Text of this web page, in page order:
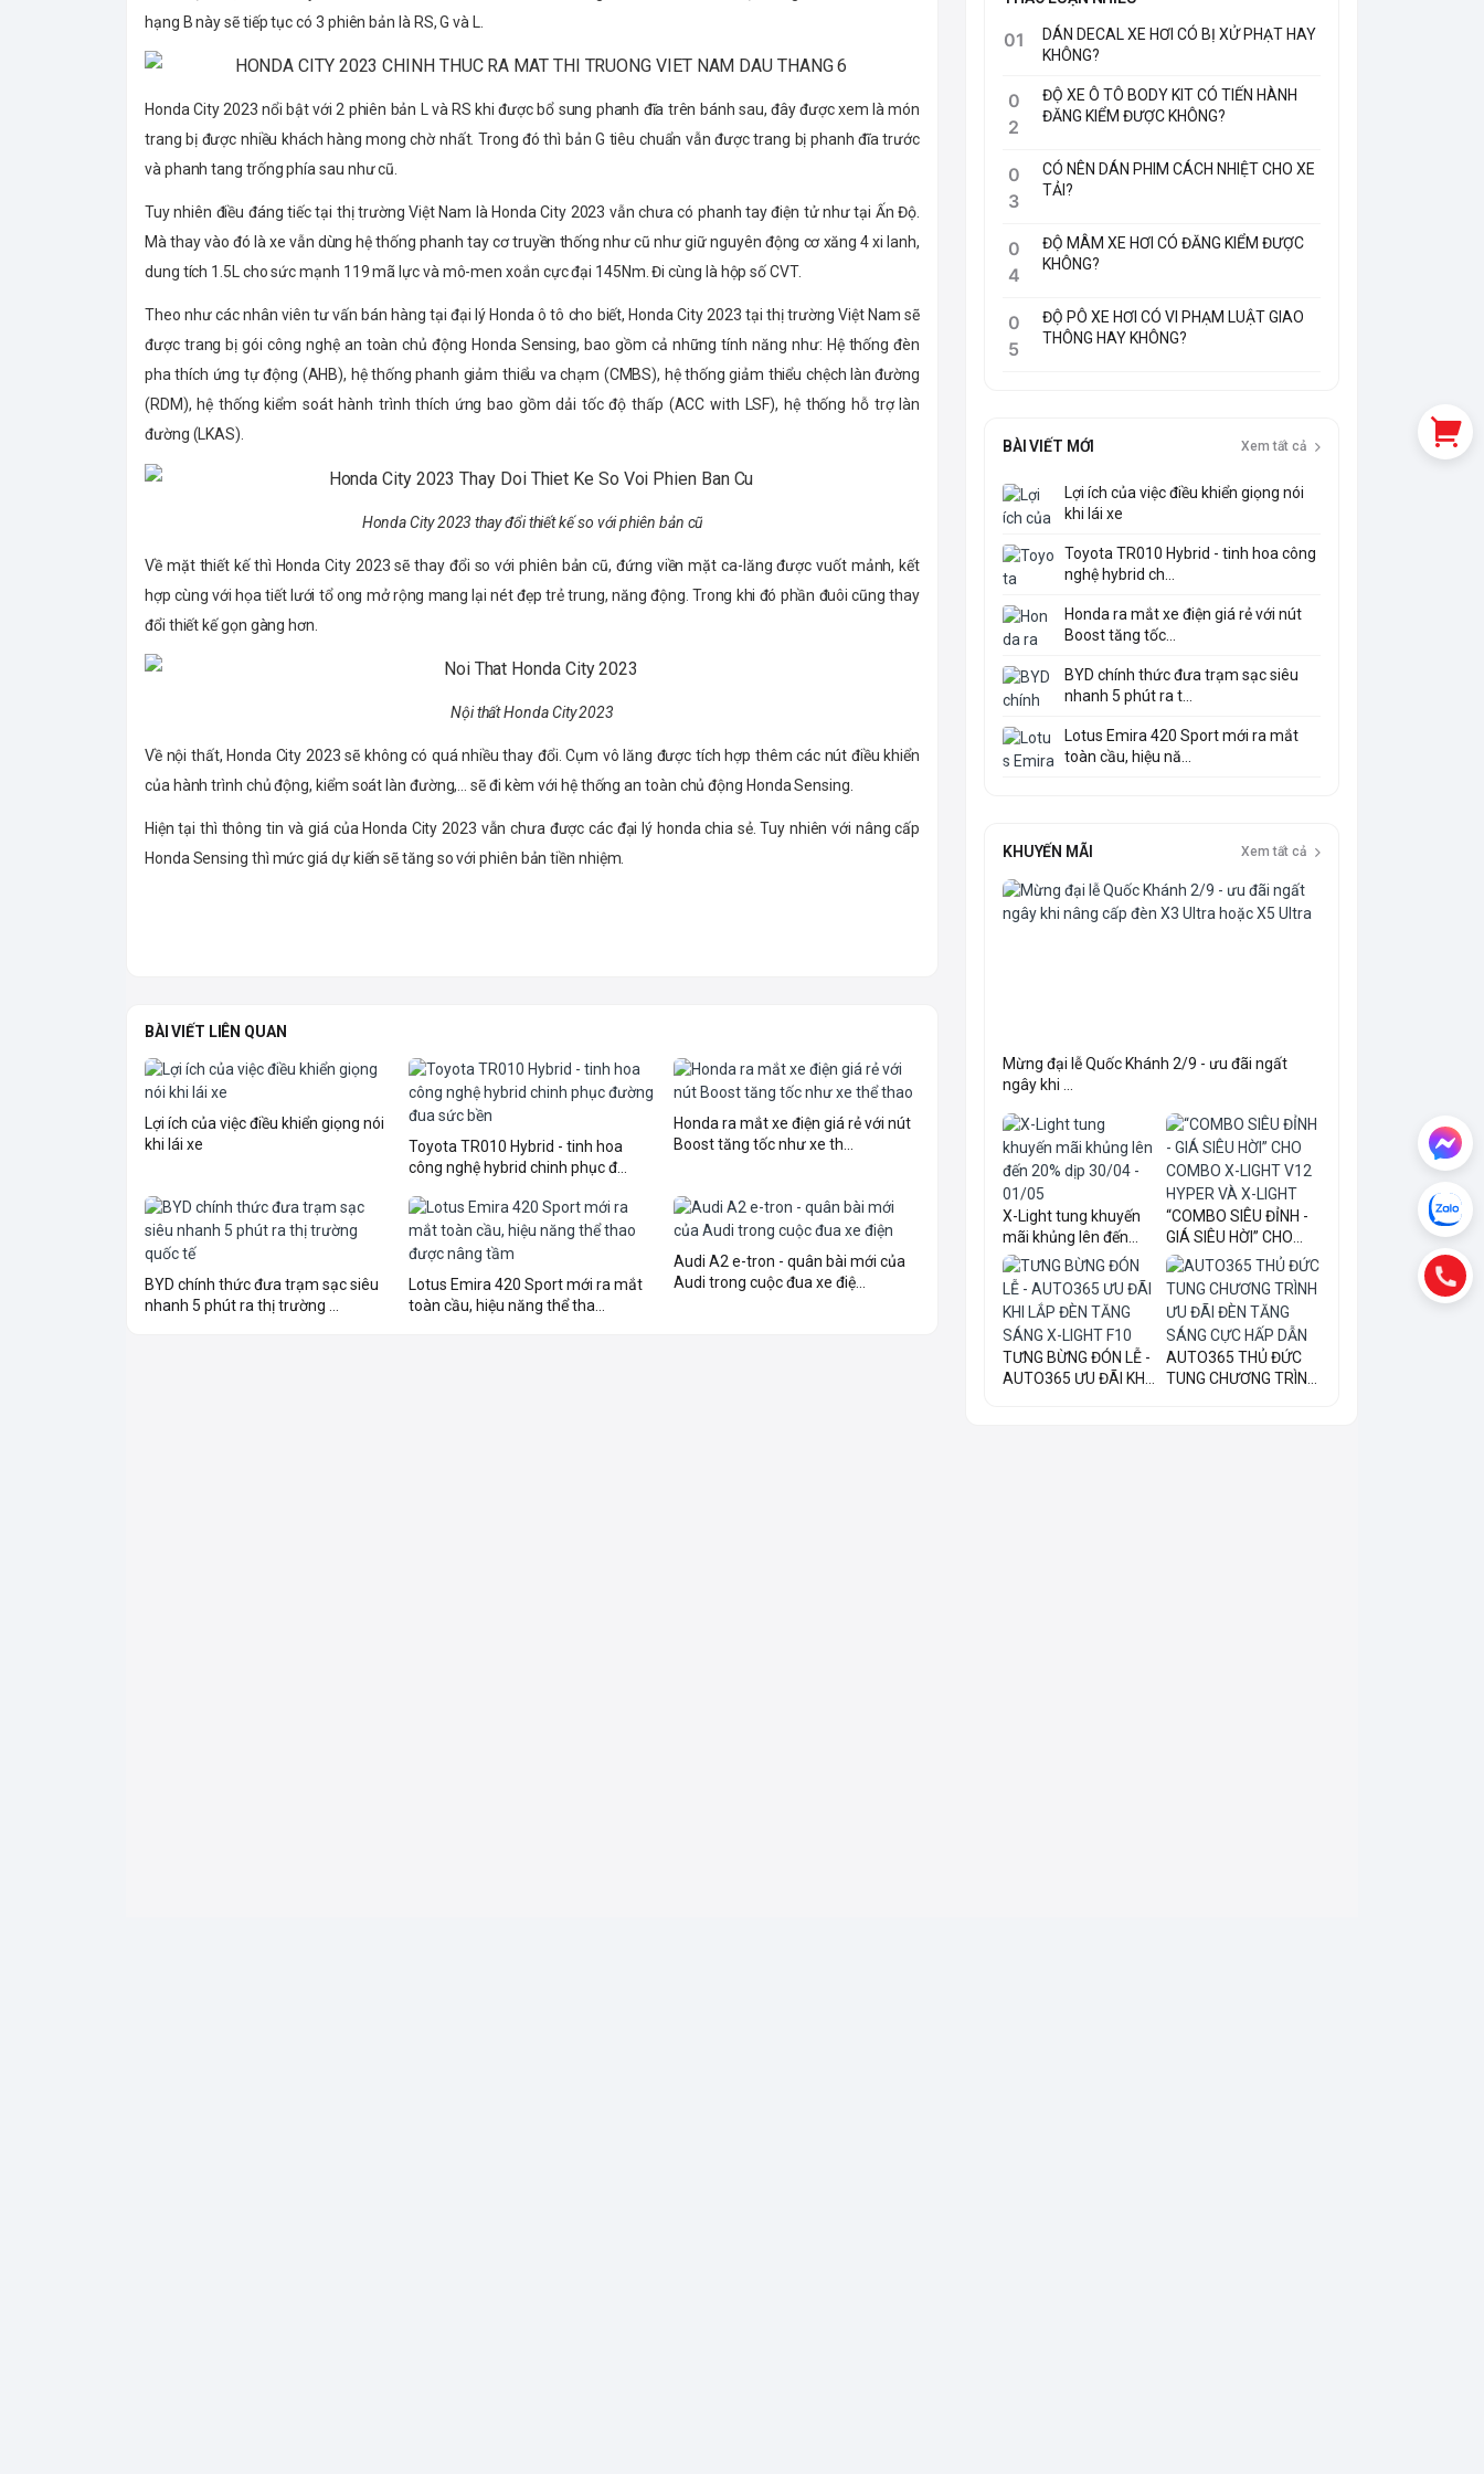
hạng B này sẽ tiếp tục có 3 phiên bản là RS, G và L.
Honda City 2023 nổi bật với 2 phiên bản L và RS khi được bổ sung phanh đĩa trên bánh sau, đây được xem là món
trang bị được nhiều khách hàng mong chờ nhất. Trong đó thì bản G tiêu chuẩn vẫn được trang bị phanh đĩa trước
và phanh tang trống phía sau như cũ.
Tuy nhiên điều đáng tiếc tại thị trường Việt Nam là Honda City 2023 vẫn chưa có phanh tay điện tử như tại Ấn Độ.
Mà thay vào đó là xe vẫn dùng hệ thống phanh tay cơ truyền thống như cũ như giữ nguyên động cơ xăng 4 xi lanh,
dung tích 1.5L cho sức mạnh 119 mã lực và mô-men xoắn cực đại 145Nm. Đi cùng là hộp số CVT.
Theo như các nhân viên tư vấn bán hàng tại đại lý Honda ô tô cho biết, Honda City 2023 tại thị trường Việt Nam sẽ
được trang bị gói công nghệ an toàn chủ động Honda Sensing, bao gồm cả những tính năng như: Hệ thống đèn
pha thích ứng tự động (AHB), hệ thống phanh giảm thiểu va chạm (CMBS), hệ thống giảm thiểu chệch làn đường
(RDM), hệ thống kiểm soát hành trình thích ứng bao gồm dải tốc độ thấp (ACC with LSF), hệ thống hỗ trợ làn
đường (LKAS).
Honda City 2023 thay đổi thiết kế so với phiên bản cũ
Về mặt thiết kế thì Honda City 2023 sẽ thay đổi so với phiên bản cũ, đứng viền mặt ca-lăng được vuốt mảnh, kết
hợp cùng với họa tiết lưới tổ ong mở rộng mang lại nét đẹp trẻ trung, năng động. Trong khi đó phần đuôi cũng thay
đổi thiết kế gọn gàng hơn.
Nội thất Honda City 2023
Về nội thất, Honda City 2023 sẽ không có quá nhiều thay đổi. Cụm vô lăng được tích hợp thêm các nút điều khiển
của hành trình chủ động, kiểm soát làn đường,... sẽ đi kèm với hệ thống an toàn chủ động Honda Sensing.
Hiện tại thì thông tin và giá của Honda City 2023 vẫn chưa được các đại lý honda chia sẻ. Tuy nhiên với nâng cấp
Honda Sensing thì mức giá dự kiến sẽ tăng so với phiên bản tiền nhiệm.
BÀI VIẾT LIÊN QUAN
Lợi ích của việc điều khiển giọng nói
khi lái xe
Toyota TR010 Hybrid - tinh hoa
công nghệ hybrid chinh phục đ...
Honda ra mắt xe điện giá rẻ với nút
Boost tăng tốc như xe th...
BYD chính thức đưa trạm sạc siêu
nhanh 5 phút ra thị trường ...
Lotus Emira 420 Sport mới ra mắt
toàn cầu, hiệu năng thể tha...
Audi A2 e-tron - quân bài mới của
Audi trong cuộc đua xe điệ...
01
DÁN DECAL XE HƠI CÓ BỊ XỬ PHẠT HAY
KHÔNG?
0
2
ĐỘ XE Ô TÔ BODY KIT CÓ TIẾN HÀNH
ĐĂNG KIỂM ĐƯỢC KHÔNG?
0
3
CÓ NÊN DÁN PHIM CÁCH NHIỆT CHO XE
TẢI?
0
4
ĐỘ MÂM XE HƠI CÓ ĐĂNG KIỂM ĐƯỢC
KHÔNG?
0
5
ĐỘ PÔ XE HƠI CÓ VI PHẠM LUẬT GIAO
THÔNG HAY KHÔNG?
BÀI VIẾT MỚI Xem tất cả
Lợi ích của việc điều khiển giọng nói
khi lái xe
Toyota TR010 Hybrid - tinh hoa công
nghệ hybrid ch...
Honda ra mắt xe điện giá rẻ với nút
Boost tăng tốc...
BYD chính thức đưa trạm sạc siêu
nhanh 5 phút ra t...
Lotus Emira 420 Sport mới ra mắt
toàn cầu, hiệu nă...
KHUYẾN MÃI Xem tất cả
Mừng đại lễ Quốc Khánh 2/9 - ưu đãi ngất
ngây khi ...
X-Light tung khuyến
mãi khủng lên đến
20...
“COMBO SIÊU ĐỈNH -
GIÁ SIÊU HỜI” CHO
COM...
TƯNG BỪNG ĐÓN LỄ -
AUTO365 ƯU ĐÃI KHI
AUTO365 THỦ ĐỨC
TUNG CHƯƠNG TRÌNH